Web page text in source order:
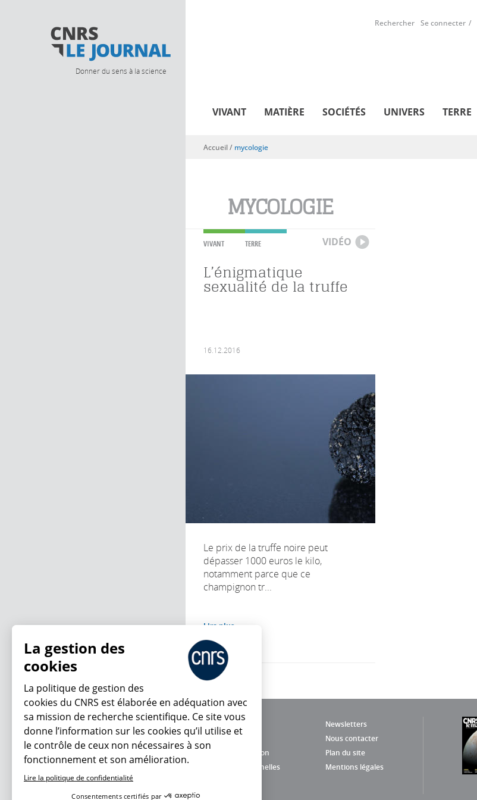
Donner du sens à la science
Rechercher Se connecter
VIVANT MATIÈRE SOCIÉTÉS UNIVERS TERRE
Vous êtes ici
Accueil/ mycologie
MYCOLOGIE
VIVANT TERRE VIDÉO
L’énigmatique
sexualité de la truffe
16.12.2016
Le prix de la truffe noire peut
dépasser 1000 euros le kilo,
notamment parce que ce
champignon tr...
Lire plus
Newsletters
Nous contacter
Charte d'utilisation
Plan du site
Données personnelles
Mentions légales
En ce moment
La gestion des
cookies
La politique de gestion des
cookies du CNRS est élaborée en adéquation avec
sa mission de recherche scientifique. Ce site vous
donne l’information sur les cookies qu’il utilise et
le contrôle de ceux non nécessaires à son
fonctionnement et son amélioration.
Lire la politique de confidentialité
Consentements certifiés par